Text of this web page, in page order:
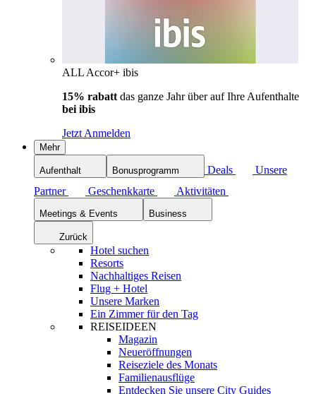
ALL Accor+ ibis
15% rabatt das ganze Jahr über auf Ihre Aufenthalte
bei ibis
Jetzt Anmelden
Mehr
Aufenthalt Bonusprogramm Deals
Unsere
Partner
Geschenkkarte Aktivitäten
Meetings & Events Business
Zurück
Hotel suchen
Resorts
Nachhaltiges Reisen
Flug + Hotel
Unsere Marken
Ein Zimmer für den Tag
REISEIDEEN
Magazin
Neueröffnungen
Reiseziele des Monats
Familienausflüge
Entdecken Sie unsere City Guides